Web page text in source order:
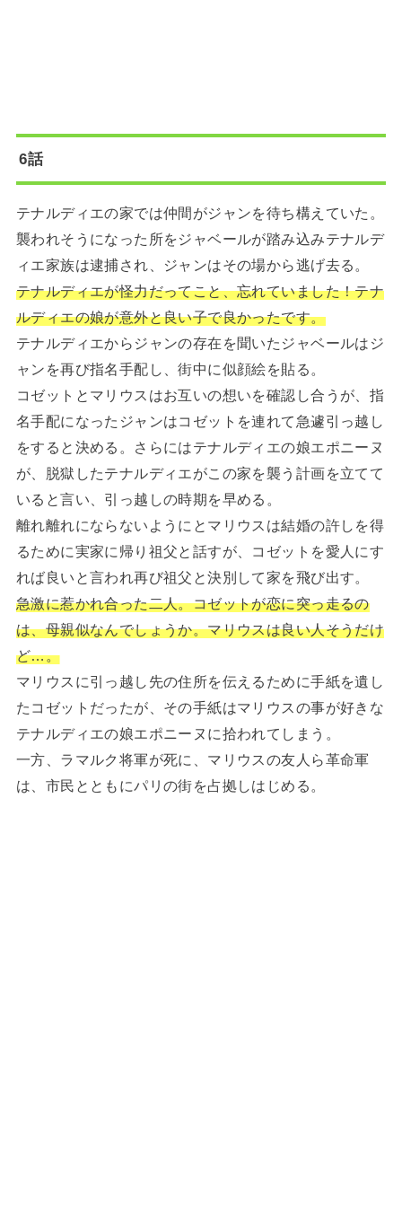
6話
テナルディエの家では仲間がジャンを待ち構えていた。
襲われそうになった所をジャベールが踏み込みテナルデ
ィエ家族は逮捕され、ジャンはその場から逃げ去る。
テナルディエが怪力だってこと、忘れていました！テナ
ルディエの娘が意外と良い子で良かったです。
テナルディエからジャンの存在を聞いたジャベールはジ
ャンを再び指名手配し、街中に似顔絵を貼る。
コゼットとマリウスはお互いの想いを確認し合うが、指
名手配になったジャンはコゼットを連れて急遽引っ越し
をすると決める。さらにはテナルディエの娘エポニーヌ
が、脱獄したテナルディエがこの家を襲う計画を立てて
いると言い、引っ越しの時期を早める。
離れ離れにならないようにとマリウスは結婚の許しを得
るために実家に帰り祖父と話すが、コゼットを愛人にす
れば良いと言われ再び祖父と決別して家を飛び出す。
急激に惹かれ合った二人。コゼットが恋に突っ走るの
は、母親似なんでしょうか。マリウスは良い人そうだけ
ど…。
マリウスに引っ越し先の住所を伝えるために手紙を遺し
たコゼットだったが、その手紙はマリウスの事が好きな
テナルディエの娘エポニーヌに拾われてしまう。
一方、ラマルク将軍が死に、マリウスの友人ら革命軍
は、市民とともにパリの街を占拠しはじめる。